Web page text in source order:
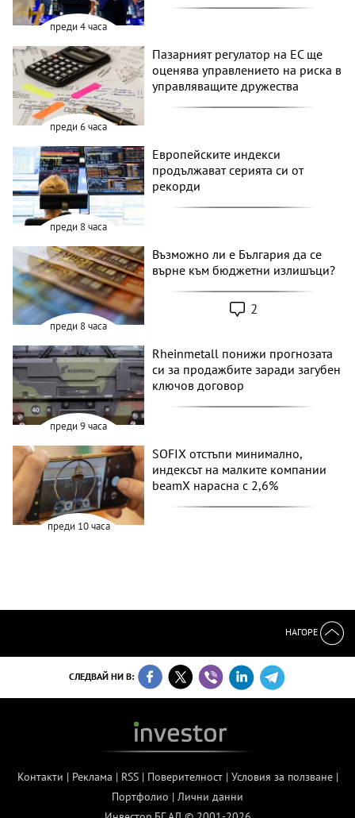
преди 4 часа
преди 6 часа
Пазарният регулатор на ЕС ще
оценява управлението на риска в
управляващите дружества
преди 8 часа
Европейските индекси
продължават серията си от
рекорди
преди 8 часа
Възможно ли е България да се
върне към бюджетни излишъци?
2
преди 9 часа
Rheinmetall понижи прогнозата
си за продажбите заради загубен
ключов договор
преди 10 часа
SOFIX отстъпи минимално,
индексът на малките компании
beamX нарасна с 2,6%
НАГОРЕ
СЛЕДВАЙ НИ В:
Контакти | Реклама | RSS| Поверителност| Условия за ползване|
Портфолио | Лични данни